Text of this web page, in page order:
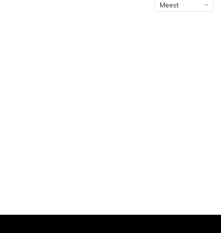
Meest